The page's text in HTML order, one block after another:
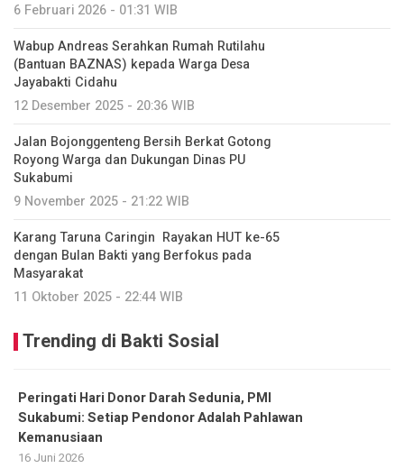
6 Februari 2026 - 01:31 WIB
Wabup Andreas Serahkan Rumah Rutilahu
(Bantuan BAZNAS) kepada Warga Desa
Jayabakti Cidahu
12 Desember 2025 - 20:36 WIB
Jalan Bojonggenteng Bersih Berkat Gotong
Royong Warga dan Dukungan Dinas PU
Sukabumi
9 November 2025 - 21:22 WIB
Karang Taruna Caringin Rayakan HUT ke-65
dengan Bulan Bakti yang Berfokus pada
Masyarakat
11 Oktober 2025 - 22:44 WIB
Trending di Bakti Sosial
Peringati Hari Donor Darah Sedunia, PMI
Sukabumi: Setiap Pendonor Adalah Pahlawan
Kemanusiaan
16 Juni 2026